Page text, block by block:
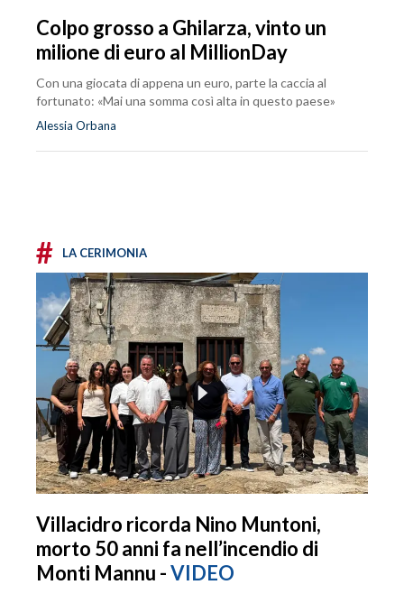
Colpo grosso a Ghilarza, vinto un
milione di euro al MillionDay
Con una giocata di appena un euro, parte la caccia al
fortunato: «Mai una somma così alta in questo paese»
Alessia Orbana
# LA CERIMONIA
Villacidro ricorda Nino Muntoni,
morto 50 anni fa nell’incendio di
Monti Mannu -VIDEO